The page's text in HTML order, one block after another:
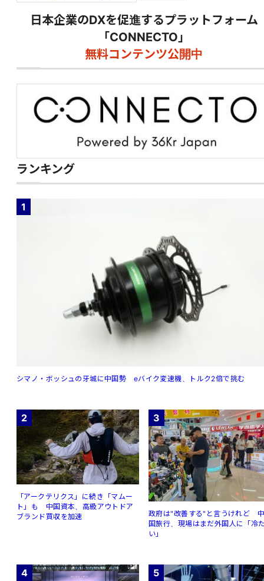
日本企業のDXを促進するプラットフォーム
「CONNECTO」
無料コンテンツ公開中
ランキング
1
シマノ・ボッシュの牙城に中国勢 eバイク変速機、トルク2倍で挑む
2
「アークテリクス」に続き「マムー
ト」も 中国資本、高級アウトドア
ブランド買収を加速
3
政府は"改善する"と言うけれど
国旅行、現場はまだ外国人に「冷
い」
4 5